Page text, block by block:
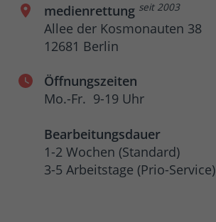
medienrettung seit 2003
Allee der Kosmonauten 38
12681 Berlin
Öffnungszeiten
Mo.-Fr. 9-19 Uhr
Bearbeitungsdauer
1-2 Wochen (Standard)
3-5 Arbeitstage (Prio-Service)